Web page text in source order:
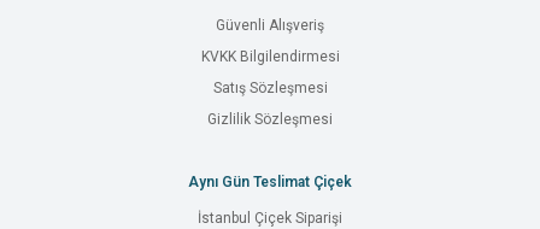
Güvenli Alışveriş
KVKK Bilgilendirmesi
Satış Sözleşmesi
Gizlilik Sözleşmesi
Aynı Gün Teslimat Çiçek
İstanbul Çiçek Siparişi